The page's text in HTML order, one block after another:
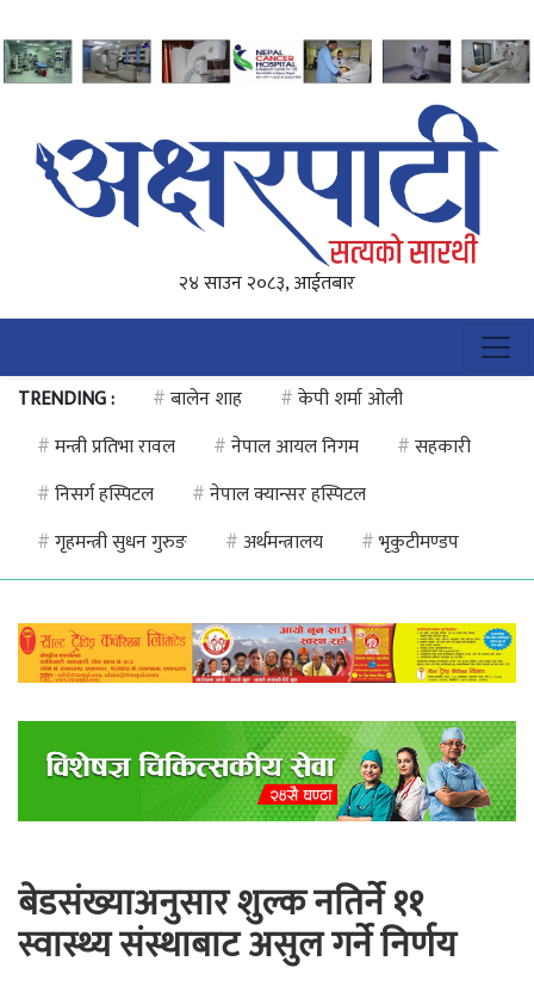
२४ साउन २०८३, आईतबार
TRENDING : #बालेन शाह #केपी शर्मा ओली
#मन्त्री प्रतिभा रावल #नेपाल आयल निगम #सहकारी
#निसर्ग हस्पिटल #नेपाल क्यान्सर हस्पिटल
#गृहमन्त्री सुधन गुरुङ #अर्थमन्त्रालय #भृकुटीमण्डप
बेडसंख्याअनुसार शुल्क नतिर्ने ११
स्वास्थ्य संस्थाबाट असुल गर्ने निर्णय